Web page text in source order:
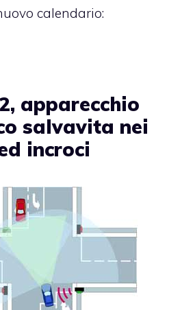
calendario:
apparecchio
salvavita nei
incroci